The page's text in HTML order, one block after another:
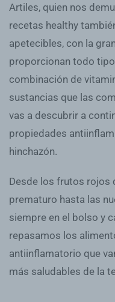
Artiles, quien nos
recetas healthy
apetecibles, con la
proporcionan todo
combinación de
sustancias que las
vas a descubrir a
propiedades
hinchazón.
Desde los frutos rojos
prematuro hasta las
siempre en el bolso y
repasamos los
antiinflamatorio que
más saludables de la